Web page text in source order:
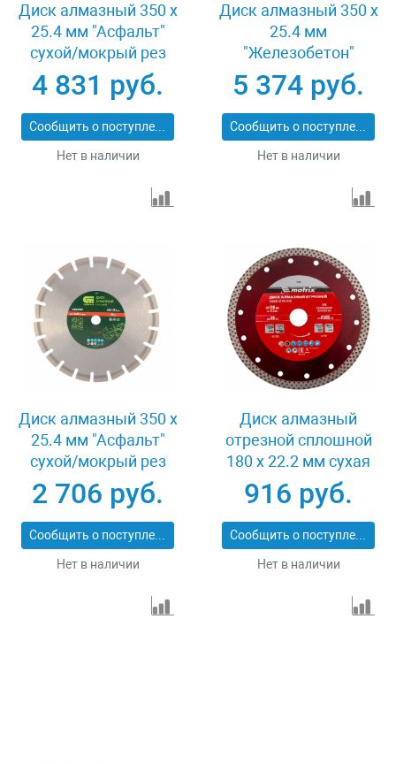
Диск алмазный 350 х
25.4 мм "Асфальт"
сухой/мокрый рез
Pro Matrix 731073
4 831 руб.
Сообщить о поступлении
Нет в наличии
Диск алмазный 350 х
25.4 мм
"Железобетон"
сухой/мокрый рез
Pro Matrix 731103
5 374 руб.
Сообщить о поступлении
Нет в наличии
Диск алмазный 350 х
25.4 мм "Асфальт"
сухой/мокрый рез
Сибртех 731013
2 706 руб.
Сообщить о поступлении
Нет в наличии
Диск алмазный
отрезной сплошной
180 х 22.2 мм сухая
резка Matrix
Professional 73128
916 руб.
Сообщить о поступлении
Нет в наличии